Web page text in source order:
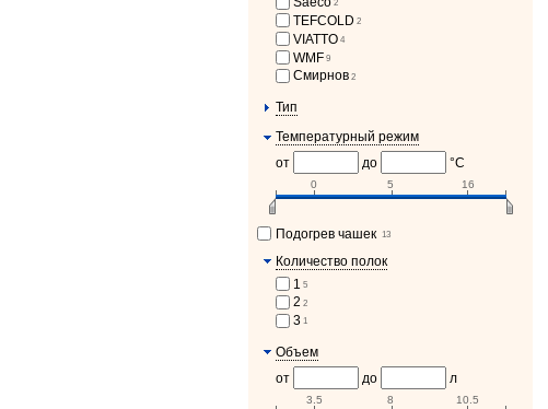
2
TEFCOLD 2
VIATTO 4
WMF 9
Смирнов 2
Тип
Температурный режим
от
до °C
0 5 16
Подогрев чашек 13
Количество полок
1 5
2 2
3 1
Объем
от
до л
3.5 8 10.5